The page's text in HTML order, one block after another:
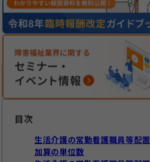
目次
生活介護の常勤看護職員等配置
加算の単位数